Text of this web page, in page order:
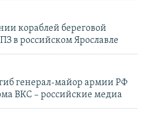
кораблей береговой
в российском Ярославле
генерал-майор армии РФ
ВКС – российские медиа